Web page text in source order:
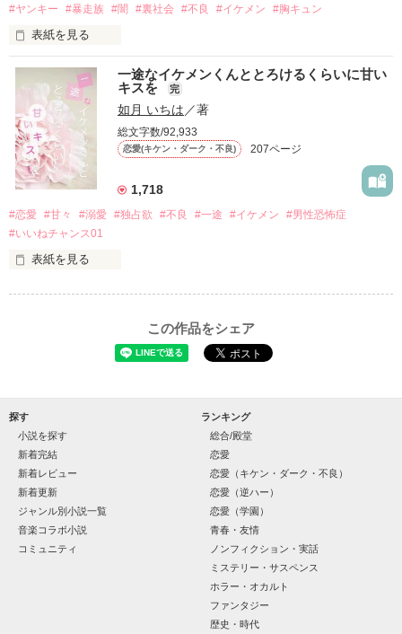
他の女の子には冷たいのに
私にだけ昔と変わらない笑顔を向けてくる。
「澪ちゃん。」
それは止まっていた恋が再び動き始める合図──。
✨.ﾟ･*..☆.｡.:*✨.☆.｡.:. *:ﾟ✨.ﾟ･*..☆.｡.:*✨
人見知りだけど優しい無自覚だけどモテる
冴木澪-SaekiMio
×
篠宮光-ShinomiyaHikaru
✨.ﾟ･*..☆.｡.:*✨.☆.｡.:. *:ﾟ✨.ﾟ･*..☆.｡.:*✨
再会した恋は、ライバルの登場で大きく動き出す──。
作品を読む
#ヤンキー #暴走族 #闇 #裏社会 #不良 #イケメン #胸キュン
表紙を見る
表紙画像はAIです
作品を読む
一途なイケメンくんととろけるくらいに甘い
キスを
完
如月 いちは／著
総文字数/92,933
恋愛(キケン・ダーク・不良) 207ページ
1,718
#恋愛 #甘々 #溺愛 #独占欲 #不良 #一途 #イケメン
#男性恐怖症
#いいねチャンス01
表紙を見る
「瑠莉に一目惚れしたんだよ……悪いかよ」
金髪に近い明るい髪色
片耳には琥珀色のピアス
ほとんど笑顔なんて見せたことがなくてぶっきらぼう
そんな性格と見た目のせいで学校中のみんなから
“不良”と避けられている天地くんだった。
怖くて近づいてはいけない人だと思っていたのに
この作品をシェア
探す
小説を探す
新着完結
新着レビュー
新着更新
ジャンル別小説一覧
音楽コラボ小説
コミュニティ
ランキング
総合/殿堂
恋愛
恋愛（キケン・ダーク・不良）
恋愛（逆ハー）
恋愛（学園）
青春・友情
ノンフィクション・実話
ミステリー・サスペンス
ホラー・オカルト
ファンタジー
歴史・時代